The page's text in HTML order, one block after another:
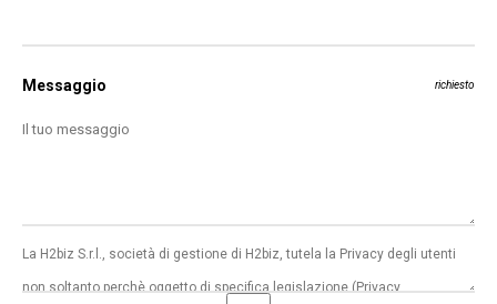
Messaggio richiesto